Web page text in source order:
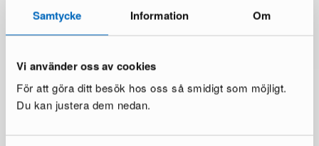
Samtycke Information Om
Vi använder oss av cookies
För att göra ditt besök hos oss så smidigt som möjligt.
Du kan justera dem nedan.